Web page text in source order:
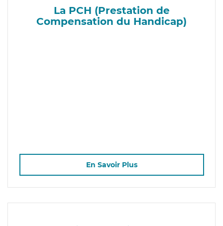
La PCH (Prestation de
Compensation du Handicap)
En Savoir Plus